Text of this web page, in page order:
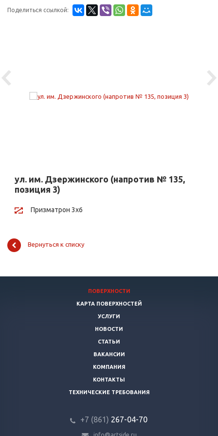
Поделиться ссылкой:
Previous
ул. им. Дзержинского (напротив № 135,
позиция 3)
Призматрон 3х6
Вернуться к списку
ПОВЕРХНОСТИ
КАРТА ПОВЕРХНОСТЕЙ
УСЛУГИ
НОВОСТИ
СТАТЬИ
ВАКАНСИИ
КОМПАНИЯ
КОНТАКТЫ
ТЕХНИЧЕСКИЕ ТРЕБОВАНИЯ
+7 (861) 267-04-70